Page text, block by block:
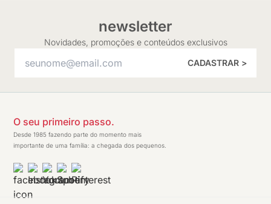
newsletter
Novidades, promoções e conteúdos exclusivos
CADASTRAR >
O seu primeiro passo.
Desde 1985 fazendo parte do momento mais
importante de uma família: a chegada dos pequenos.